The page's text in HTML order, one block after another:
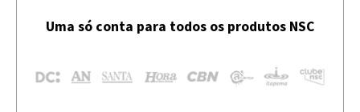
Uma só conta para todos os produtos NSC